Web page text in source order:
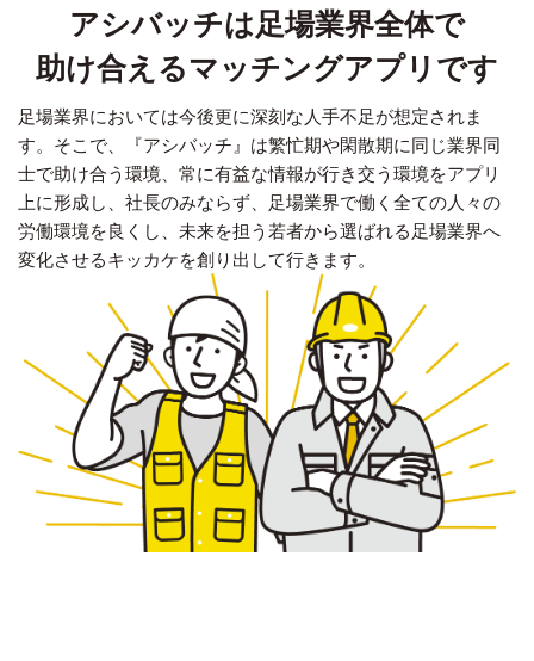
アシバッチは足場業界全体で
助け合えるマッチングアプリです
足場業界においては今後更に深刻な人手不足が想定されま
す。そこで、『アシバッチ』は繁忙期や閑散期に同じ業界同
士で助け合う環境、常に有益な情報が行き交う環境をアプリ
上に形成し、社長のみならず、足場業界で働く全ての人々の
労働環境を良くし、未来を担う若者から選ばれる足場業界へ
変化させるキッカケを創り出して行きます。